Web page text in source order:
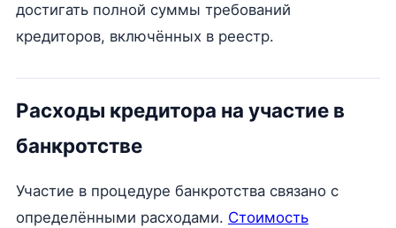
достигать полной суммы требований
кредиторов, включённых в реестр.
Расходы кредитора на участие в
банкротстве
Участие в процедуре банкротства связано с
определёнными расходами. Стоимость